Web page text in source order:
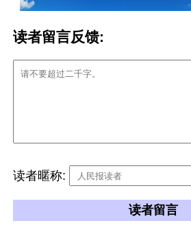
读者留言反馈:
读者暱称:
读者留言